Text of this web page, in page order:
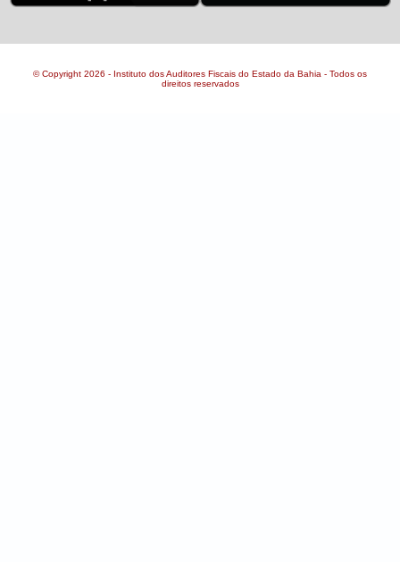
© Copyright 2026 - Instituto dos Auditores Fiscais do Estado da Bahia - Todos os
direitos reservados